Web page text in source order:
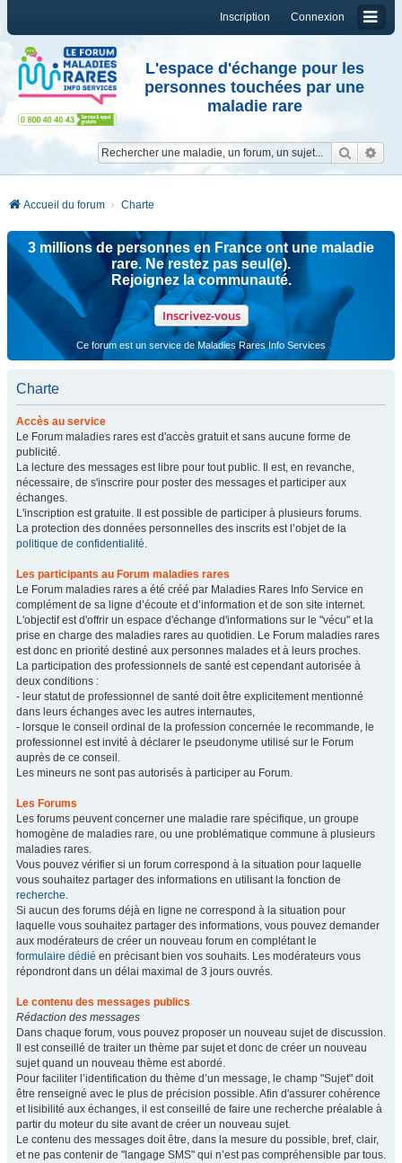
Connexion
Inscription
L'espace d'échange pour les
personnes touchées par une
maladie rare
Accueil du forum Charte
3 millions de personnes en France ont une maladie
rare. Ne restez pas seul(e).
Rejoignez la communauté.
Inscrivez-vous
Ce forum est un service de Maladies Rares Info Services
Charte
Accès au service
Le Forum maladies rares est d'accès gratuit et sans aucune forme de
publicité.
La lecture des messages est libre pour tout public. Il est, en revanche,
nécessaire, de s'inscrire pour poster des messages et participer aux
échanges.
L'inscription est gratuite. Il est possible de participer à plusieurs forums.
La protection des données personnelles des inscrits est l’objet de la
politique de confidentialité.
Les participants au Forum maladies rares
Le Forum maladies rares a été créé par Maladies Rares Info Service en
complément de sa ligne d’écoute et d’information et de son site internet.
L'objectif est d'offrir un espace d'échange d'informations sur le "vécu" et la
prise en charge des maladies rares au quotidien. Le Forum maladies rares
est donc en priorité destiné aux personnes malades et à leurs proches.
La participation des professionnels de santé est cependant autorisée à
deux conditions :
- leur statut de professionnel de santé doit être explicitement mentionné
dans leurs échanges avec les autres internautes,
- lorsque le conseil ordinal de la profession concernée le recommande, le
professionnel est invité à déclarer le pseudonyme utilisé sur le Forum
auprès de ce conseil.
Les mineurs ne sont pas autorisés à participer au Forum.
Les Forums
Les forums peuvent concerner une maladie rare spécifique, un groupe
homogène de maladies rare, ou une problématique commune à plusieurs
maladies rares.
Vous pouvez vérifier si un forum correspond à la situation pour laquelle
vous souhaitez partager des informations en utilisant la fonction de
recherche.
Si aucun des forums déjà en ligne ne correspond à la situation pour
laquelle vous souhaitez partager des informations, vous pouvez demander
aux modérateurs de créer un nouveau forum en complétant le
formulaire dédié en précisant bien vos souhaits. Les modérateurs vous
répondront dans un délai maximal de 3 jours ouvrés.
Le contenu des messages publics
Rédaction des messages
Dans chaque forum, vous pouvez proposer un nouveau sujet de discussion.
Il est conseillé de traiter un thème par sujet et donc de créer un nouveau
sujet quand un nouveau thème est abordé.
Pour faciliter l’identification du thème d’un message, le champ "Sujet" doit
être renseigné avec le plus de précision possible. Afin d'assurer cohérence
et lisibilité aux échanges, il est conseillé de faire une recherche préalable à
partir du moteur du site avant de créer un nouveau sujet.
Le contenu des messages doit être, dans la mesure du possible, bref, clair,
et ne pas contenir de "langage SMS" qui n’est pas compréhensible par tous.